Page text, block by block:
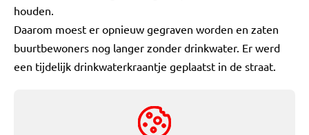
houden.
Daarom moest er opnieuw gegraven worden en zaten
buurtbewoners nog langer zonder drinkwater. Er werd
een tijdelijk drinkwaterkraantje geplaatst in de straat.